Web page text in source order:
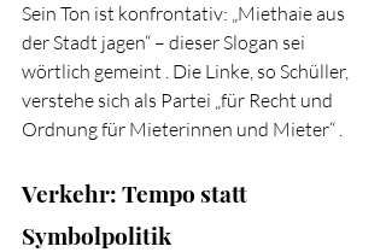
Sein Ton ist konfrontativ: „Miethaie aus
der Stadt jagen“ – dieser Slogan sei
wörtlich gemeint . Die Linke, so Schüller,
verstehe sich als Partei „für Recht und
Ordnung für Mieterinnen und Mieter“ .
Verkehr: Tempo statt
Symbolpolitik